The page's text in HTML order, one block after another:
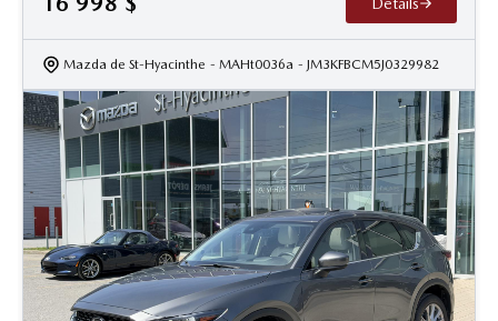
Mazda de St-Hyacinthe - MAHt0036a - JM3KFBCM5J0329982